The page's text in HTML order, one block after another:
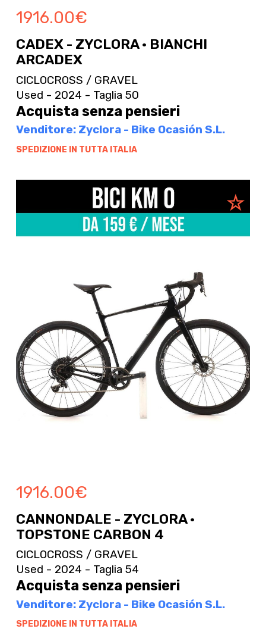
1916.00€
CADEX - ZYCLORA · BIANCHI
ARCADEX
CICLOCROSS / GRAVEL
Used - 2024 - Taglia 50
Acquista senza pensieri
Venditore: Zyclora - Bike Ocasión S.L.
SPEDIZIONE IN TUTTA ITALIA
1916.00€
CANNONDALE - ZYCLORA ·
TOPSTONE CARBON 4
CICLOCROSS / GRAVEL
Used - 2024 - Taglia 54
Acquista senza pensieri
Venditore: Zyclora - Bike Ocasión S.L.
SPEDIZIONE IN TUTTA ITALIA